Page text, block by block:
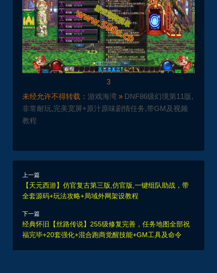
3
未经允许不得转载：游戏海湾 » DNF86级幻境第11版,
非常耐玩,完美宽屏+原汁原味剧情任务,带GM及视频
教程
上一篇
【天元西游】仿官复古第三版,仿官版,一键组队助战，带
全套源码+玩法攻略+局域外网架设教程
下一篇
经典怀旧【丝路传说】255级修复完善，任务地图全部祝
福完毕+20套强化+混合跑商觉醒技能+GM工具及命令